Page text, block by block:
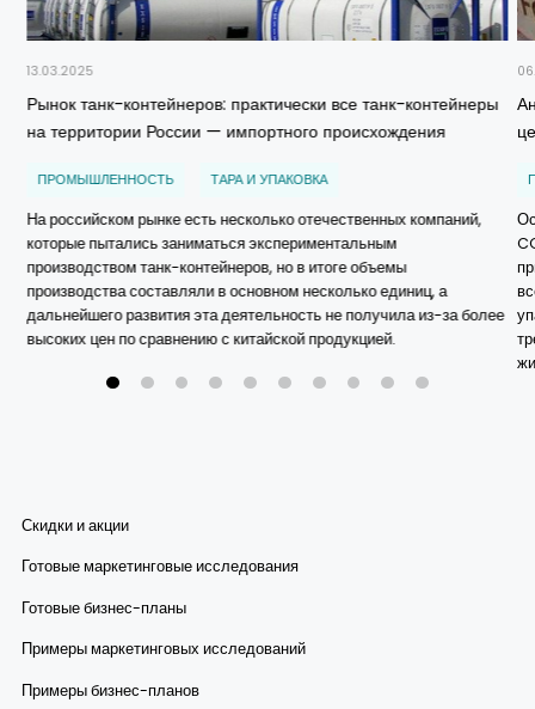
13.03.2025
Рынок танк-контейнеров: практически все танк-контейнеры
на территории России — импортного происхождения
ПРОМЫШЛЕННОСТЬ ТАРА И УПАКОВКА
На российском рынке есть несколько отечественных компаний,
которые пытались заниматься экспериментальным
производством танк-контейнеров, но в итоге объемы
производства составляли в основном несколько единиц, а
дальнейшего развития эта деятельность не получила из-за более
высоких цен по сравнению с китайской продукцией.
Скидки и акции
Готовые маркетинговые исследования
Готовые бизнес-планы
Примеры маркетинговых исследований
Примеры бизнес-планов